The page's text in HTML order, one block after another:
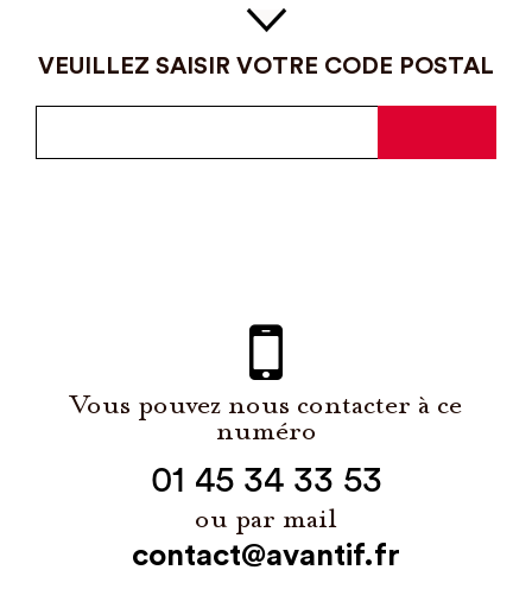
VEUILLEZ SAISIR VOTRE CODE POSTAL
Vous pouvez nous contacter à ce
numéro
01 45 34 33 53
ou par mail
contact@avantif.fr